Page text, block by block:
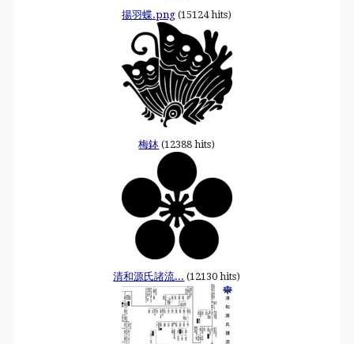
揚羽蝶.png (15124 hits)
梅鉢 (12388 hits)
清和源氏諸流... (12130 hits)